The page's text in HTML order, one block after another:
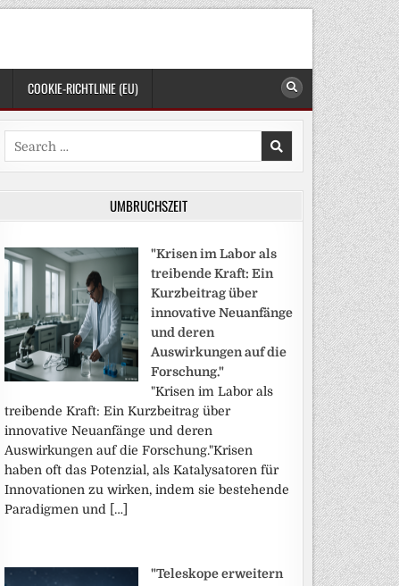
COOKIE-RICHTLINIE (EU)
Search
for:
UMBRUCHSZEIT
"Krisen im Labor als
treibende Kraft: Ein
Kurzbeitrag über
innovative Neuanfänge
und deren
Auswirkungen auf die
Forschung."
"Krisen im Labor als
treibende Kraft: Ein Kurzbeitrag über
innovative Neuanfänge und deren
Auswirkungen auf die Forschung."Krisen
haben oft das Potenzial, als Katalysatoren für
Innovationen zu wirken, indem sie bestehende
Paradigmen und […]
"Teleskope erweitern